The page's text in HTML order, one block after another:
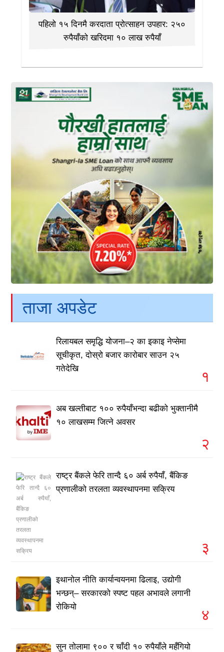
पहिलो १५ दिनमै करदाता प्रोत्साहन उपहार: २५०
रुपैयाँको खरिदमा १० लाख रुपैयाँ
ताजा अपडेट
रिलायबल समृद्धि योजना–२ का इकाइ नेप्सेमा
सूचीकृत, दोस्रो बजार कारोबार साउन २५
गतेदेखि
१
अब खल्तीबाट १०० रुपैयाँभन्दा बढीको भुक्तानीमै
१० लाखसम्म जित्ने अवसर
२
राष्ट्र बैंकले फेरि तान्दै ६० अर्ब रुपैयाँ, बैंकिङ
प्रणालीको तरलता व्यवस्थापनमा सक्रिय
३
इथानोल नीति कार्यान्वयनमा ढिलाइ, उद्योगी
भन्छन्– सरकारको स्पष्ट पहल अभावले लगानी
रोकियो
४
सुन तोलामा ९०० र चाँदी १० रुपैयाँले महँगियो